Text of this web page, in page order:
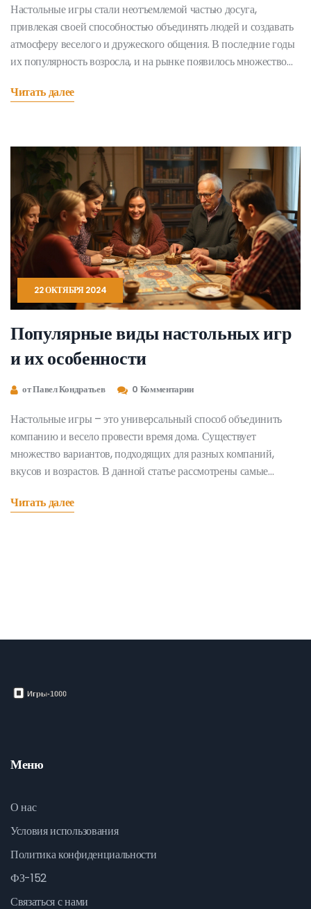
Настольные игры стали неотъемлемой частью досуга,
привлекая своей способностью объединять людей и создавать
атмосферу веселого и дружеского общения. В последние годы
их популярность возросла, и на рынке появилось множество
настольных игр 2024 года, включая самые востребованные
Читать далее
22 ОКТЯБРЯ 2024
Популярные виды настольных игр
и их особенности
от Павел Кондратьев 0 Комментарии
Настольные игры – это универсальный способ объединить
компанию и весело провести время дома. Существует
множество вариантов, подходящих для разных компаний,
вкусов и возрастов. В данной статье рассмотрены самые
особенности. Вы узнаете, как выбрать подходящую игру для
Читать далее
Меню
О нас
Условия использования
Политика конфиденциальности
ФЗ-152
Связаться с нами